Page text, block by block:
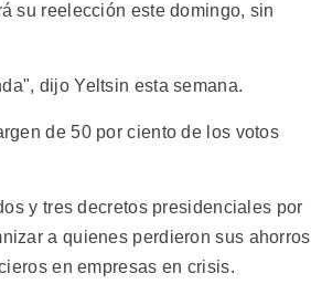
su reelección este domingo, sin
dijo Yeltsin esta semana.
de 50 por ciento de los votos
y tres decretos presidenciales por
a quienes perdieron sus ahorros
en empresas en crisis.